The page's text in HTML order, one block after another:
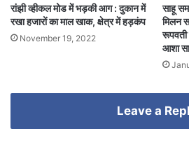
रांझी व्हीकल मोड में भड़की आग : दुकान में
रखा हजारों का माल खाक, क्षेत्र में हड़कंप
November 19, 2022
साहू
मिलन
रूपवती
आशा
Leave a